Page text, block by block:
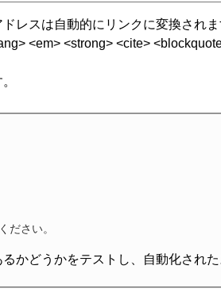
レスは自動的にリンクに変換されま
<em> <strong> <cite>
ださい。
かどうかをテストし、自動化され